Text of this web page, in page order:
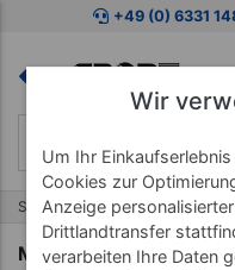
Zum Kaufbereich springen
+49 (0) 6331
Start Fitness-Studio Geräte
Matrix
Wir
Um Ihr
Cookies zur
Anzeige
Drittlandtransfer
verarbeiten Ihre Daten